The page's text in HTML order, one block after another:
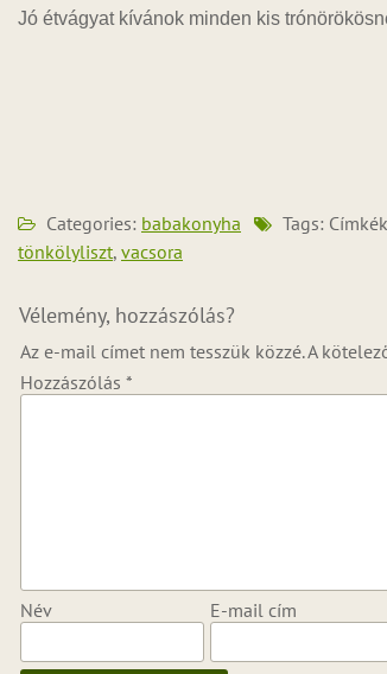
Jó étvágyat kívánok minden kis
Categories: babakonyha Tags:
tönkölyliszt, vacsora
Vélemény, hozzászólás?
Az e-mail címet nem tesszük közzé.A
Hozzászólás *
Név E-mail cím